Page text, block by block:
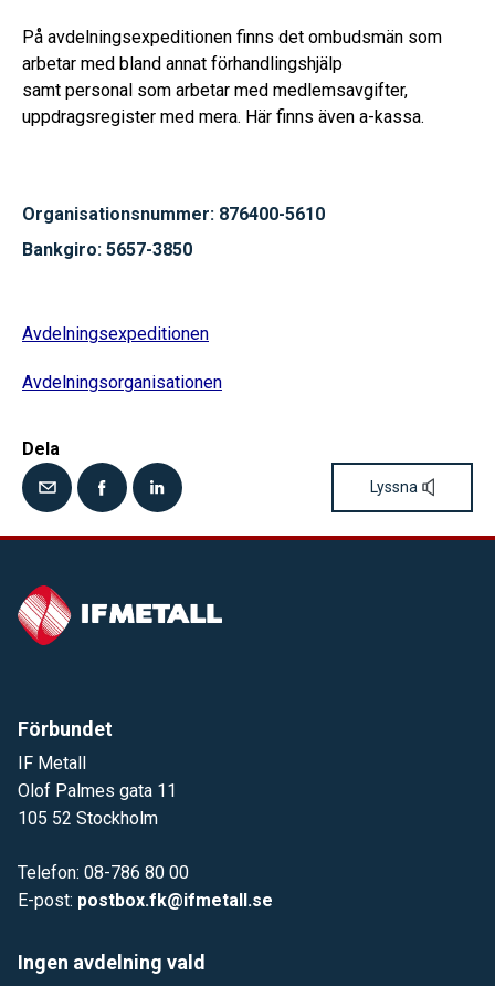
På avdelningsexpeditionen finns det ombudsmän som
arbetar med bland annat förhandlingshjälp
samt personal som arbetar med medlemsavgifter,
uppdragsregister med mera. Här finns även a-kassa.
Organisationsnummer: 876400-5610
Bankgiro: 5657-3850
Avdelningsexpeditionen
Avdelningsorganisationen
Dela
Lyssna
Förbundet
IF Metall
Olof Palmes gata 11
105 52 Stockholm
Telefon: 08-786 80 00
E-post: postbox.fk@ifmetall.se
Ingen avdelning vald